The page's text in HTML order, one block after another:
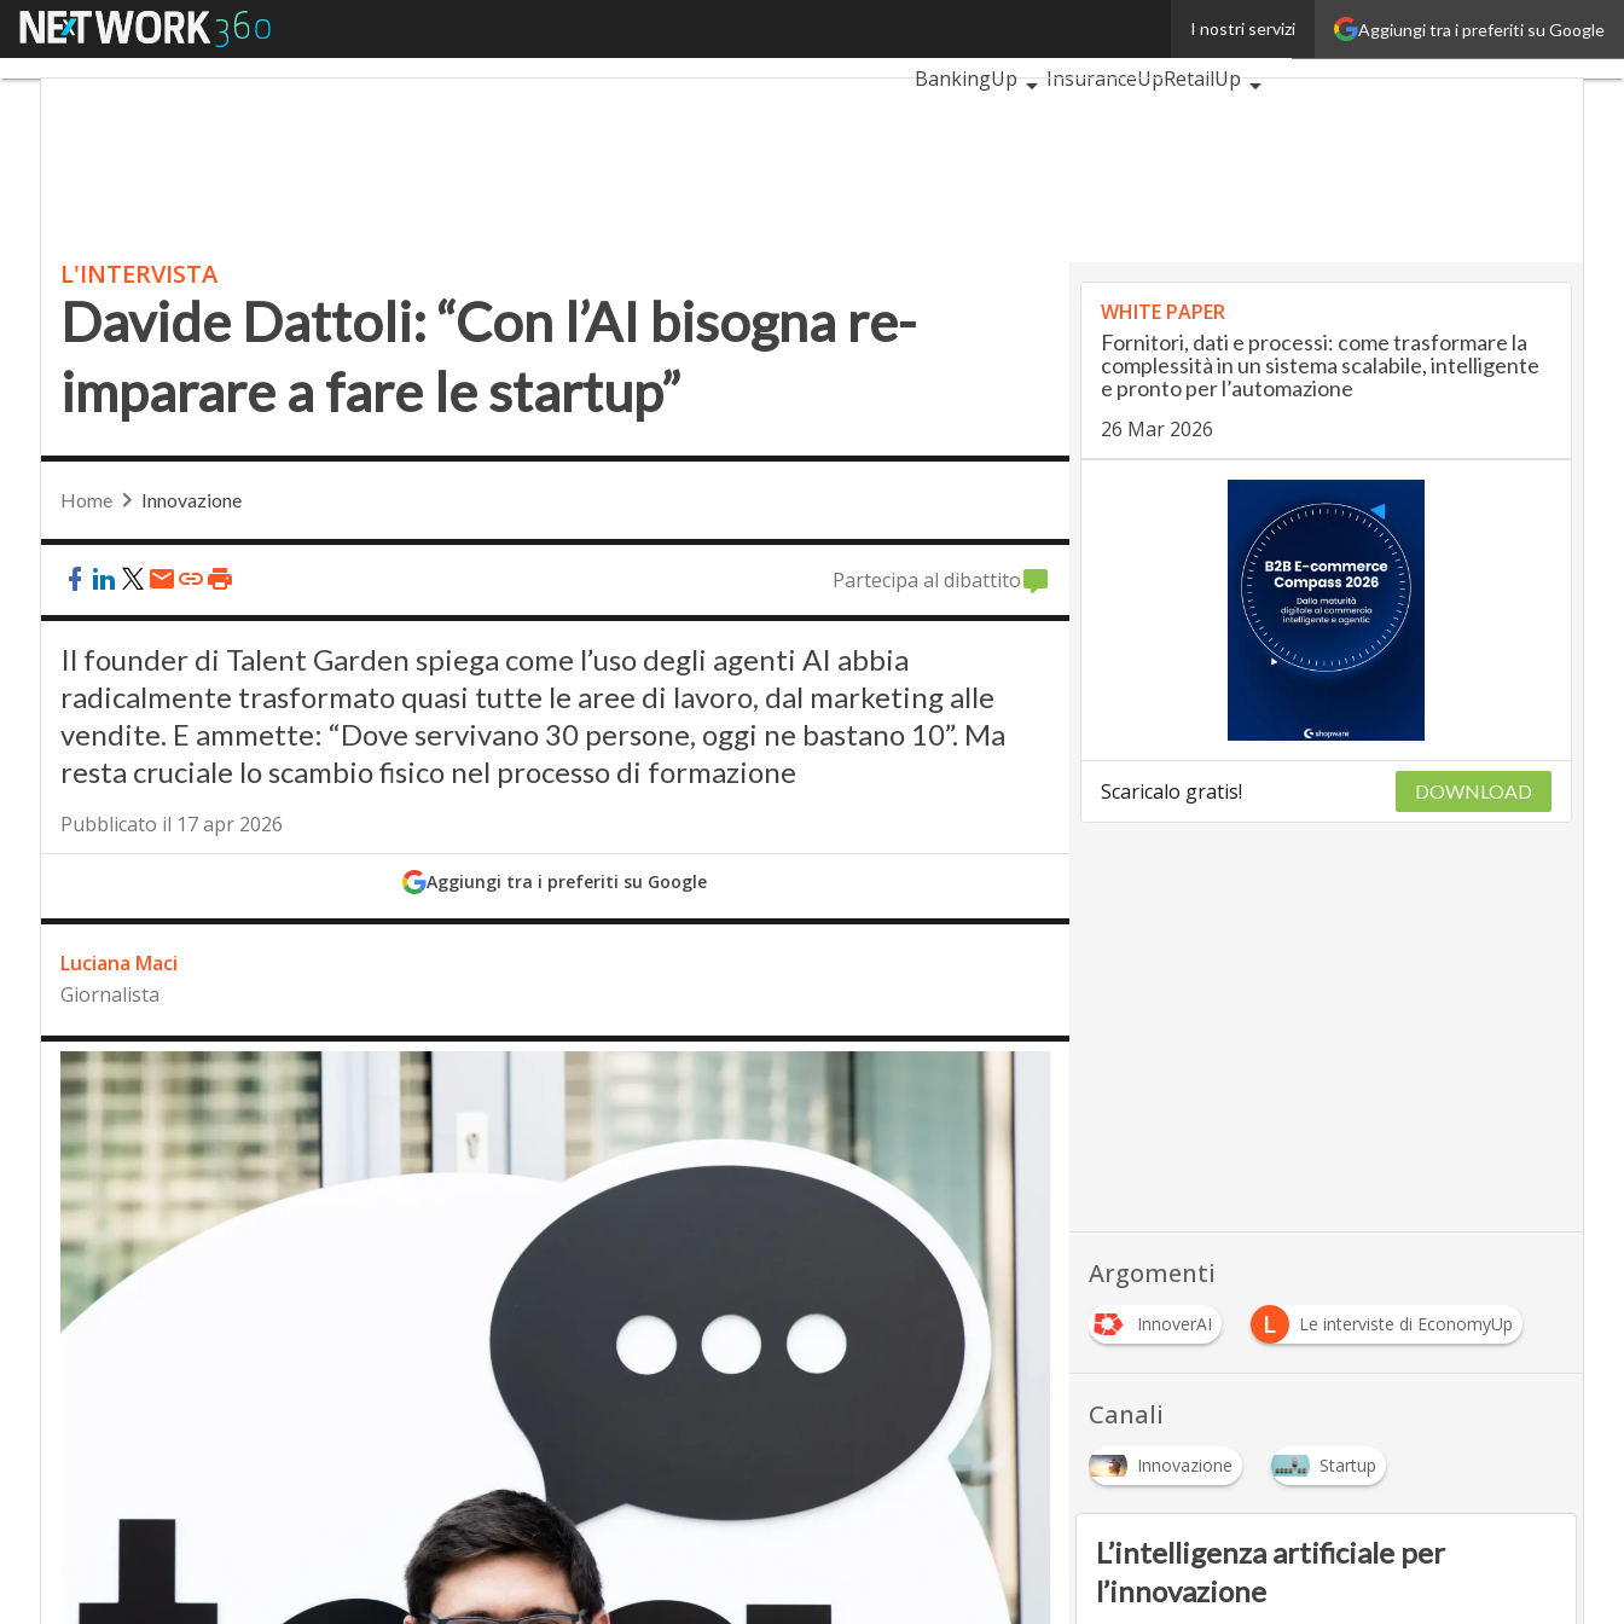
Aggiungi tra i preferiti su Google
I nostri servizi
Menu
BankingUp
InsuranceUpRetailUp
L'INTERVISTA
Davide Dattoli: “Con l’AI bisogna re-
imparare a fare le startup”
Home Innovazione
Partecipa al dibattito
Il founder di Talent Garden spiega come l’uso degli agenti AI abbia
radicalmente trasformato quasi tutte le aree di lavoro, dal marketing alle
vendite. E ammette: “Dove servivano 30 persone, oggi ne bastano 10”. Ma
resta cruciale lo scambio fisico nel processo di formazione
Pubblicato il 17 apr 2026
Aggiungi tra i preferiti su Google
Luciana Maci
Giornalista
WHITE PAPER
Fornitori, dati e processi: come trasformare la
complessità in un sistema scalabile, intelligente
e pronto per l’automazione
26 Mar 2026
Scaricalo gratis! DOWNLOAD
Argomenti
InnoverAI L Le interviste di EconomyUp
Canali
Innovazione Startup
L’intelligenza artificiale per
l’innovazione